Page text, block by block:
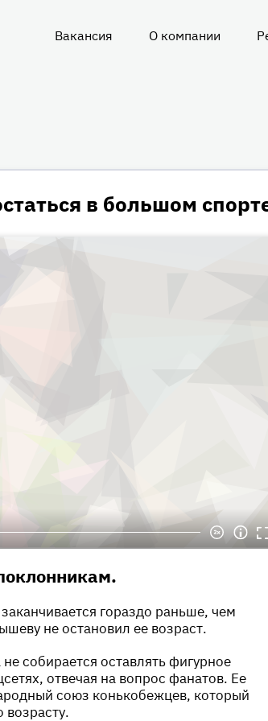
Вакансия О компании
в большом
гораздо раньше, чем
не остановил ее возраст.
собирается оставлять фигурное
отвечая на вопрос фанатов. Ее
союз конькобежцев, который
возрасту.